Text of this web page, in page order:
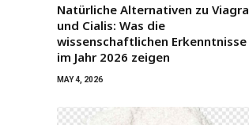
Natürliche Alternativen zu Viagra
und Cialis: Was die
wissenschaftlichen Erkenntnisse
im Jahr 2026 zeigen
MAY 4, 2026